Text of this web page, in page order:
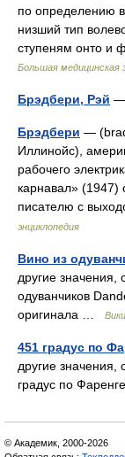
по определению
низший тип
ступеням онто и
Большая медицинская
Брэдбери, Рэй —
Брэдбери —
Иллинойс),
рабочего
карнавал» (1947)
писателю с
энциклопедия
Вино из
другие значения,
одуванчиков
оригинала …
451 градус по
другие значения,
градус по
© Академик, 2000-2026